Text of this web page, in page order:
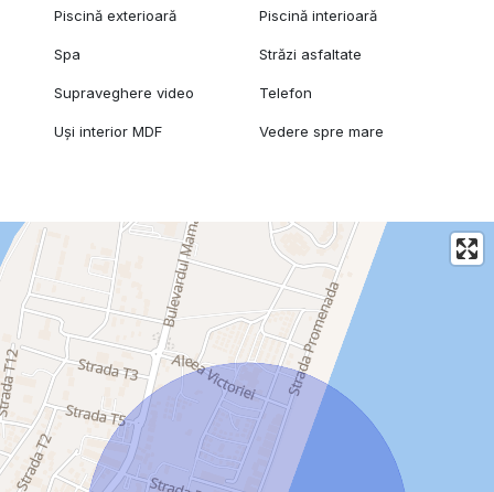
Piscină exterioară Piscină interioară
Spa Străzi asfaltate
Supraveghere video Telefon
Uși interior MDF Vedere spre mare